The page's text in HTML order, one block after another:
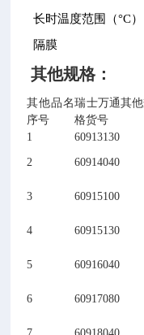
长时温度范围（°C）
隔膜
其他规格：
其他品名
序号
瑞士万通其
格货号
1
60913130
2 60914040
3 60915100
4 60915130
5 60916040
6 60917080